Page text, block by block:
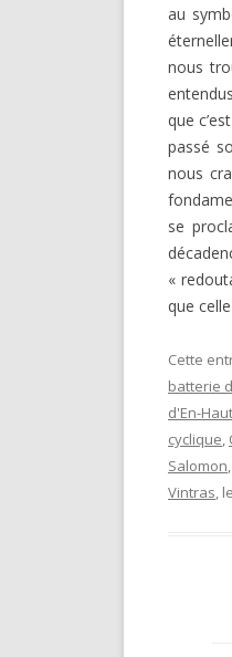
au
nous
que
passé
nous
se
«
que
Cette
batterie
d'En-Haut
cyclique,
Salomon,
Vintras, le